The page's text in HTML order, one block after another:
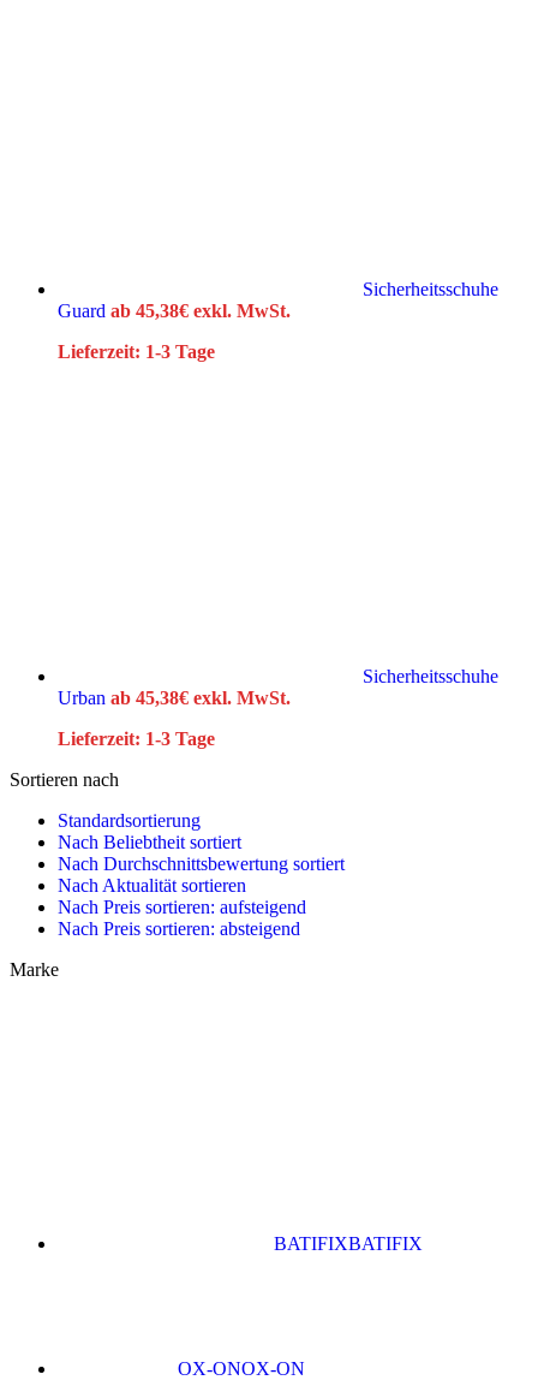
Sicherheitsschuhe
Guard ab 45,38€ exkl. MwSt.
Lieferzeit: 1-3 Tage
Sicherheitsschuhe
Urban ab 45,38€ exkl. MwSt.
Lieferzeit: 1-3 Tage
Sortieren nach
Standardsortierung
Nach Beliebtheit sortiert
Nach Durchschnittsbewertung sortiert
Nach Aktualität sortieren
Nach Preis sortieren: aufsteigend
Nach Preis sortieren: absteigend
Marke
BATIFIXBATIFIX
OX-ONOX-ON